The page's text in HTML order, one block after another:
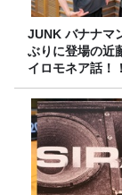
JUNK バナナマン「約３か月
ぶりに登場の近
イロモネア話！